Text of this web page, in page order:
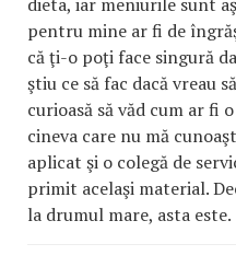
pentru mine ar fi de
că ţi-o poţi face singură
ştiu ce să fac dacă vreau
curioasă să văd cum ar fi
cineva care nu mă
aplicat şi o colegă de
primit acelaşi material.
la drumul mare, asta este.